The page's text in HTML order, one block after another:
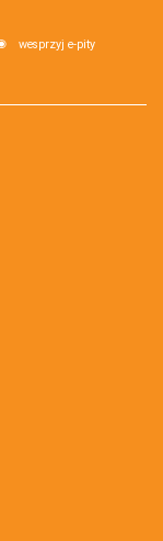
wesprzyj e-pity